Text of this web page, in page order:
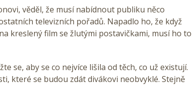
věděl, že musí nabídnout publiku něco
televizních pořadů. Napadlo ho, že když
kreslený film se žlutými postavičkami, musí ho to
se, aby se co nejvíce lišila od těch, co už existují.
které se budou zdát divákovi neobvyklé. Stejně